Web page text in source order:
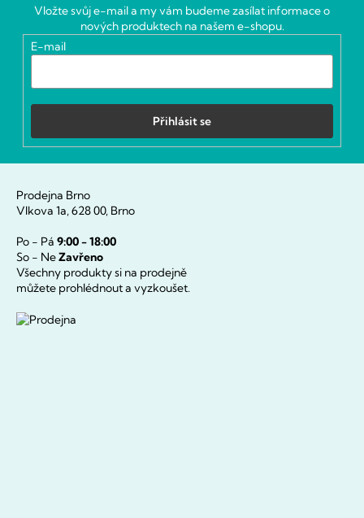
Vložte svůj e-mail a my vám budeme zasílat informace o
nových produktech na našem e-shopu.
E-mail
Přihlásit se
Prodejna Brno
Vlkova 1a, 628 00, Brno
Po - Pá 9:00 - 18:00
So - NeZavřeno
Všechny produkty si na prodejně
můžete prohlédnout a vyzkoušet.